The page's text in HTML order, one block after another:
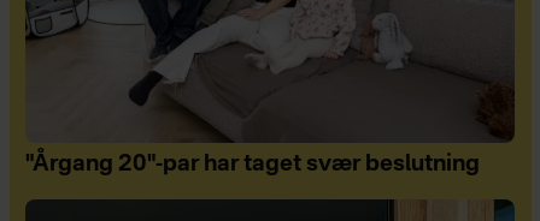
"Årgang 20"-par har taget svær beslutning